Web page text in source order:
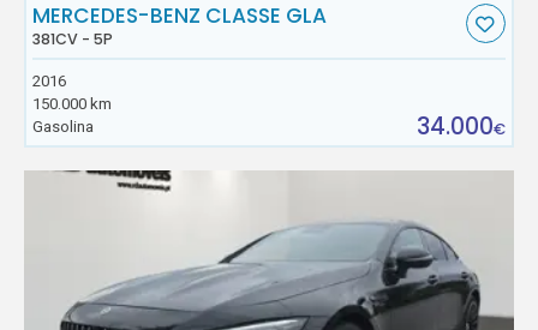
MERCEDES-BENZ CLASSE GLA
381CV - 5P
2016
150.000 km
Gasolina
34.000€